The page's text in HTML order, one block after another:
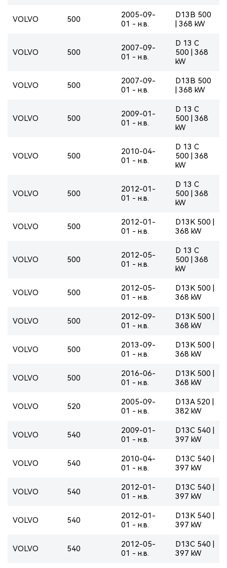
VOLVO 500
2005-09-
01 - н.в.
D13B 500
| 368 kW
VOLVO 500
2007-09-
01 - н.в.
D 13 C
500 | 368
kW
VOLVO 500
2007-09-
01 - н.в.
D13B 500
| 368 kW
VOLVO 500
2009-01-
01 - н.в.
D 13 C
500 | 368
kW
VOLVO 500
2010-04-
01 - н.в.
D 13 C
500 | 368
kW
VOLVO 500
2012-01-
01 - н.в.
D 13 C
500 | 368
kW
VOLVO 500
2012-01-
01 - н.в.
D13K 500 |
368 kW
VOLVO 500
2012-05-
01 - н.в.
D 13 C
500 | 368
kW
VOLVO 500
2012-05-
01 - н.в.
D13K 500 |
368 kW
VOLVO 500
2012-09-
01 - н.в.
D13K 500 |
368 kW
VOLVO 500
2013-09-
01 - н.в.
D13K 500 |
368 kW
VOLVO 500
2016-06-
01 - н.в.
D13K 500 |
368 kW
VOLVO 520
2005-09-
01 - н.в.
D13A 520 |
382 kW
VOLVO 540
2009-01-
01 - н.в.
D13C 540 |
397 kW
VOLVO 540
2010-04-
01 - н.в.
D13C 540 |
397 kW
VOLVO 540
2012-01-
01 - н.в.
D13C 540 |
397 kW
VOLVO 540
2012-01-
01 - н.в.
D13K 540 |
397 kW
VOLVO 540
2012-05-
01 - н.в.
D13C 540 |
397 kW